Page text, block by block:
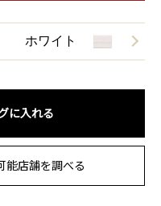
ホワイト
に入れる
能店舗を調べる